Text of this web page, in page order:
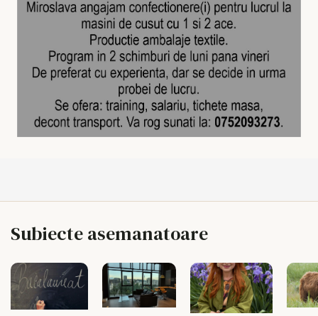
Subiecte asemanatoare